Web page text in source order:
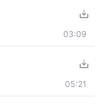
03:09
05:21